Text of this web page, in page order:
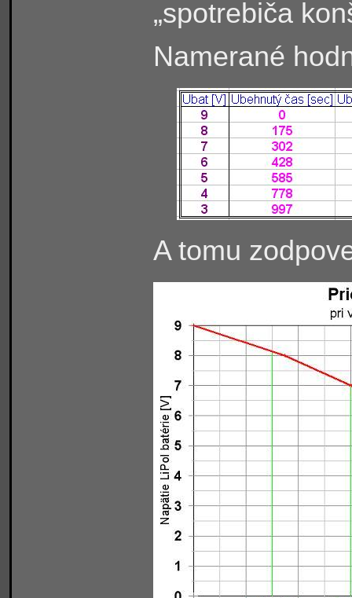
„spotrebiča
Namerané
A tomu